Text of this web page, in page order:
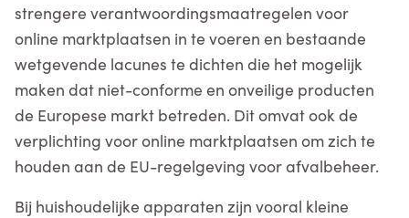
strengere verantwoordingsmaatregelen voor
online marktplaatsen in te voeren en bestaande
wetgevende lacunes te dichten die het mogelijk
maken dat niet-conforme en onveilige producten
de Europese markt betreden. Dit omvat ook de
verplichting voor online marktplaatsen om zich te
houden aan de EU-regelgeving voor afvalbeheer.
Bij huishoudelijke apparaten zijn vooral kleine